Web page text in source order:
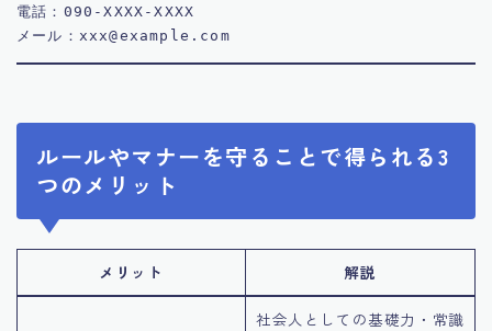
電話：090-XXXX-XXXX
ルールやマナーを守ることで得られる3
つのメリット
メリット 解説
社会人としての基礎力・常識